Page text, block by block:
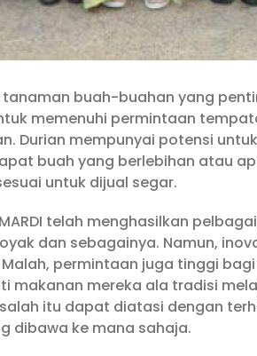
buah-buahan yang
memenuhi permintaan
Durian mempunyai potensi
buah yang berlebihan atau
untuk dijual segar.
telah menghasilkan
dan sebagainya. Namun,
permintaan juga tinggi
makanan mereka ala tradisi
itu dapat diatasi dengan
dibawa ke mana sahaja.